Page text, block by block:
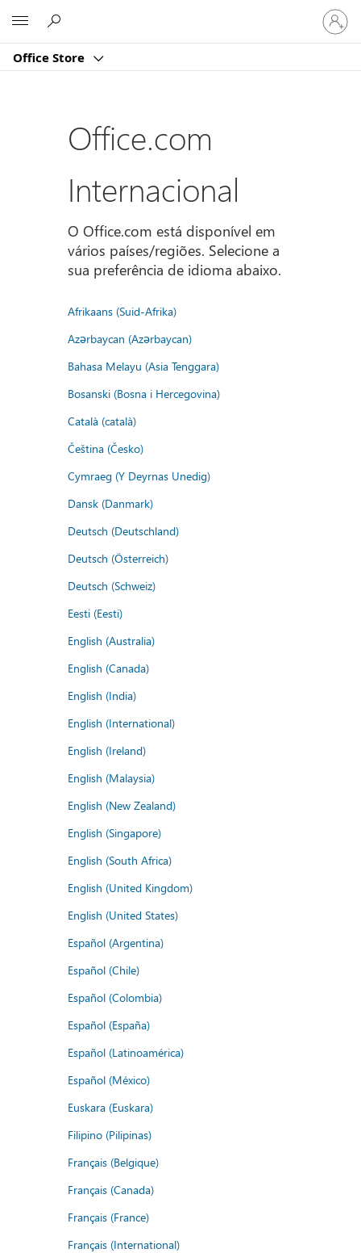
Office Store
Iniciar
sessão
na
Office.com
Internacional
O Office.com está disponível em
vários países/regiões. Selecione a
sua preferência de idioma abaixo.
Afrikaans (Suid-Afrika)
Azərbaycan (Azərbaycan)
Bahasa Melayu (Asia Tenggara)
Bosanski (Bosna i Hercegovina)
Català (català)
Čeština (Česko)
Cymraeg (Y Deyrnas Unedig)
Dansk (Danmark)
Deutsch (Deutschland)
Deutsch (Österreich)
Deutsch (Schweiz)
Eesti (Eesti)
English (Australia)
English (Canada)
English (India)
English (International)
English (Ireland)
English (Malaysia)
English (New Zealand)
English (Singapore)
English (South Africa)
English (United Kingdom)
English (United States)
Español (Argentina)
Español (Chile)
Español (Colombia)
Español (España)
Español (Latinoamérica)
Español (México)
Euskara (Euskara)
Filipino (Pilipinas)
Français (Belgique)
Français (Canada)
Français (France)
Français (International)